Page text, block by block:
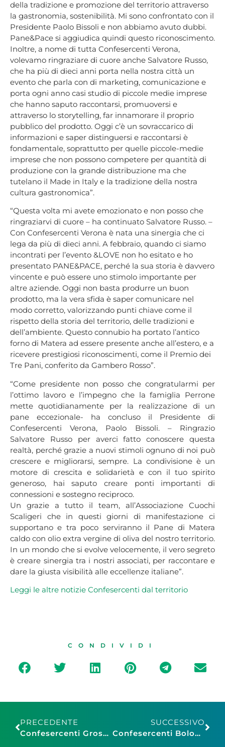
della tradizione e promozione del territorio attraverso
la gastronomia, sostenibilità. Mi sono confrontato con il
Presidente Paolo Bissoli e non abbiamo avuto dubbi.
Pane&Pace si aggiudica quindi questo riconoscimento.
Inoltre, a nome di tutta Confesercenti Verona,
volevamo ringraziare di cuore anche Salvatore Russo,
che ha più di dieci anni porta nella nostra città un
evento che parla con di marketing, comunicazione e
porta ogni anno casi studio di piccole medie imprese
che hanno saputo raccontarsi, promuoversi e
attraverso lo storytelling, far innamorare il proprio
pubblico del prodotto. Oggi c’è un sovraccarico di
informazioni e saper distinguersi e raccontarsi è
fondamentale, soprattutto per quelle piccole-medie
imprese che non possono competere per quantità di
produzione con la grande distribuzione ma che
tutelano il Made in Italy e la tradizione della nostra
cultura gastronomica”.
“Questa volta mi avete emozionato e non posso che
ringraziarvi di cuore – ha continuato Salvatore Russo. –
Con Confesercenti Verona è nata una sinergia che ci
lega da più di dieci anni. A febbraio, quando ci siamo
incontrati per l’evento &LOVE non ho esitato e ho
presentato PANE&PACE, perché la sua storia è davvero
vincente e può essere uno stimolo importante per
altre aziende. Oggi non basta produrre un buon
prodotto, ma la vera sfida è saper comunicare nel
modo corretto, valorizzando punti chiave come il
rispetto della storia del territorio, delle tradizioni e
dell’ambiente. Questo connubio ha portato l’antico
forno di Matera ad essere presente anche all’estero, e a
ricevere prestigiosi riconoscimenti, come il Premio dei
Tre Pani, conferito da Gambero Rosso”.
“Come presidente non posso che congratularmi per
l’ottimo lavoro e l’impegno che la famiglia Perrone
mette quotidianamente per la realizzazione di un
pane eccezionale- ha concluso il Presidente di
Confesercenti Verona, Paolo Bissoli. – Ringrazio
Salvatore Russo per averci fatto conoscere questa
realtà, perché grazie a nuovi stimoli ognuno di noi può
crescere e migliorarsi, sempre. La condivisione è un
motore di crescita e solidarietà e con il tuo spirito
generoso, hai saputo creare ponti importanti di
connessioni e sostegno reciproco.
Un grazie a tutto il team, all’Associazione Cuochi
Scaligeri che in questi giorni di manifestazione ci
supportano e tra poco serviranno il Pane di Matera
caldo con olio extra vergine di oliva del nostro territorio.
In un mondo che si evolve velocemente, il vero segreto
è creare sinergia tra i nostri associati, per raccontare e
dare la giusta visibilità alle eccellenze italiane”.
Leggi le altre notizie Confesercenti dal territorio
CONDIVIDI
PRECEDENTE
Confesercenti Grosseto: confronto con i candidati di Follonica
SUCCESSIVO
Confesercenti Bologna: il Corno alle Scale piange Floriano Scazzieri, con l’Associazione Albergatori Riuniti salvò il cinema La Pergola